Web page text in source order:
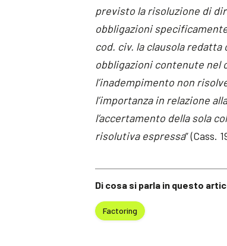
Di cosa si parla in questo
Factoring
previsto la risoluzione di
obbligazioni
cod. civ. la clausola
obbligazioni contenute nel
l’inadempimento non
l’importanza in relazione
l’accertamento della sola
risolutiva espressa” (Cass.